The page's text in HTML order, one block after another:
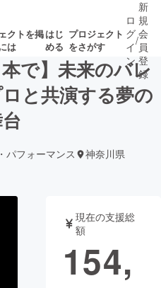
クトを掲
は
はじ
める
プロジェクト
をさがす
ロ募集終了が近いプ
ット
書籍・雑誌
ロ
グ
イ
ン
/
新
規
会
員
登
録
で】未来のバレ
と共演する夢の
パフォーマンス 神奈川県
現在の支援総
額
154,